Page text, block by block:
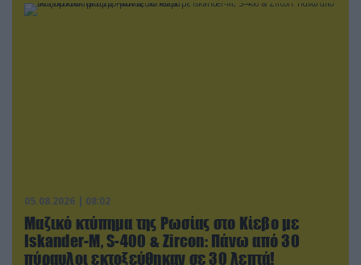
05.08.2026 | 08:02
Μαζικό κτύπημα της Ρωσίας στο Κίεβο με
Iskander-Μ, S-400 & Zircon: Πάνω από 30
πύραυλοι εκτοξεύθηκαν σε 30 λεπτά!